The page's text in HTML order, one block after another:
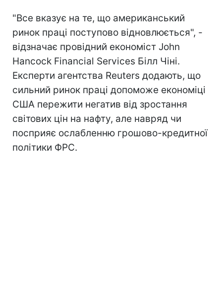
"Все вказує на те, що американський
ринок праці поступово відновлюється", -
відзначає провідний економіст John
Hancock Financial Services Білл Чіні.
Експерти агентства Reuters додають, що
сильний ринок праці допоможе економіці
США пережити негатив від зростання
світових цін на нафту, але навряд чи
посприяє ослабленню грошово-кредитної
політики ФРС.